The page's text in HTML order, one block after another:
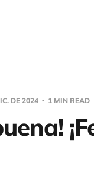
DE 2024 1 MIN READ